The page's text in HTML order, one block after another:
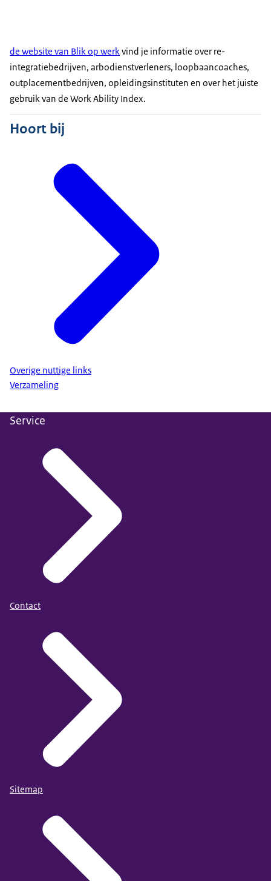
de website van Blik op werkvind je informatie over re-
integratiebedrijven, arbodienstverleners, loopbaancoaches,
outplacementbedrijven, opleidingsinstituten en over het juiste
gebruik van de Work Ability Index.
Hoort bij
Overige nuttige links
Verzameling
Service
Contact
Sitemap